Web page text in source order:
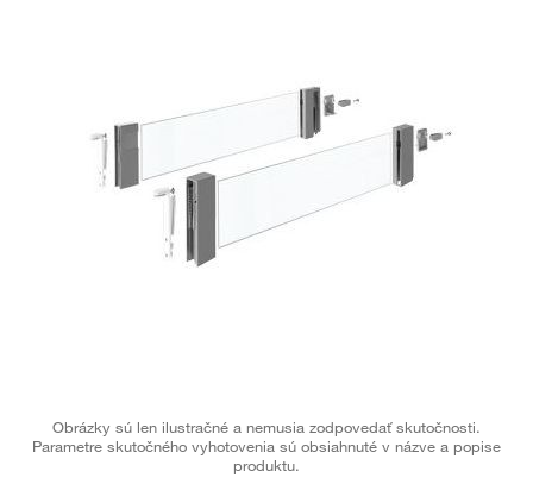
Obrázky sú len ilustračné a nemusia zodpovedať skutočnosti.
Parametre skutočného vyhotovenia sú obsiahnuté v názve a popise
produktu.